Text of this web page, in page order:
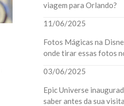
viagem para Orlando?
11/06/2025
Fotos Mágicas na
onde tirar essas fotos
03/06/2025
Epic Universe
saber antes da sua visita